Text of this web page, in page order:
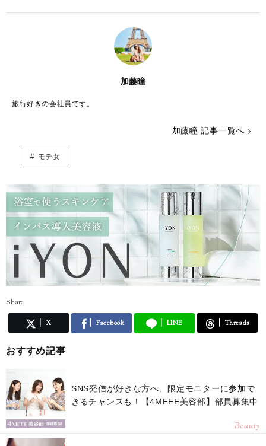
加藤瞳
旅行好きの会社員です。
加藤瞳 記事一覧へ
モテ女
Share
X Facebook LINE Threads
おすすめ記事
SNS発信が好きな方へ、限定モニターに参加で
きるチャンスも！【4MEEE美容部】部員募集中
Beauty